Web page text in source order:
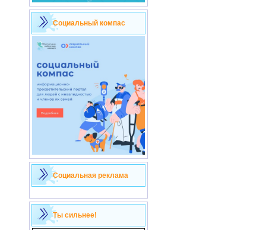
Социальный компас
Социальная реклама
Ты сильнее!